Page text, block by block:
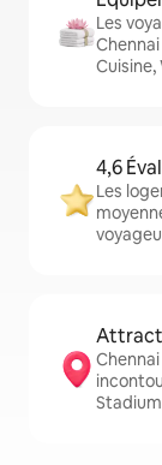
Les
Cuisine,
4,6
Les